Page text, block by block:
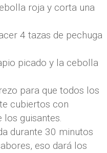
roja y corta una
4 tazas de pechuga
picado y la cebolla
para que todos los
cubiertos con
los guisantes.
durante 30 minutos
eso dará los